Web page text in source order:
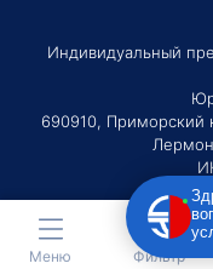
Индивидуальный
690910, Приморский
Меню Фильтр